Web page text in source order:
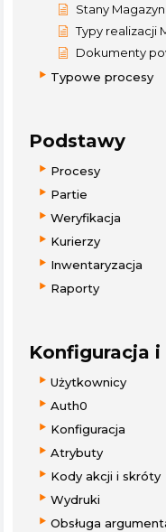
Stany
Typy realizacji
Dokumenty
Typowe procesy
Podstawy
Procesy
Partie
Weryfikacja
Kurierzy
Inwentaryzacja
Raporty
Konfiguracja
Użytkownicy
Auth0
Konfiguracja
Atrybuty
Kody akcji i skróty
Wydruki
Obsługa